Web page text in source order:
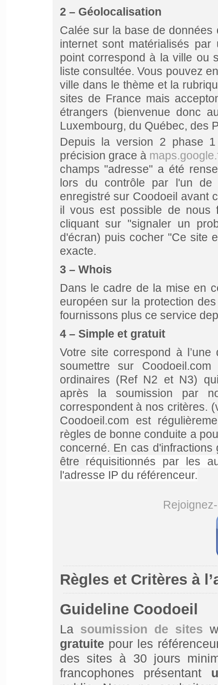
2 – Géolocalisation
Calée sur la base de
internet sont matérialisés
point correspond à la ville ou
liste consultée. Vous pouvez
ville dans le thème et la
sites de France mais
étrangers (bienvenue donc
Luxembourg, du Québec, des
Depuis la version 2 phase
précision grace à
champs "adresse" a été
lors du contrôle par l'un
enregistré sur Coodoeil avant
il vous est possible de nous
cliquant sur "signaler un
d'écran) puis cocher "Ce site
exacte.
3 – Whois
Dans le cadre de la mise en
européen sur la protection
fournissons plus ce service
4 – Simple et gratuit
Votre site correspond à
soumettre sur
ordinaires (Ref N2 et N3)
après la soumission par
correspondent à nos critères.
Coodoeil.com est
règles de bonne conduite a
concerné. En cas
être réquisitionnés par les
l'adresse IP du référenceur.
Règles et Critères à
Guideline Coodoeil
La soumission de sites
gratuite pour les
des sites à 30 jours
francophones présentant